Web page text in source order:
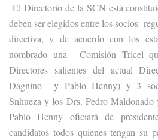
El Directorio de la SCN está
deben ser elegidos entre los socios
directiva, y de acuerdo con los
nombrado una Comisión Tricel
Directores salientes del actual
Dagnino y Pablo Henny) y 3
Snhueza y los Drs. Pedro
Pablo Henny oficiará de
candidatos todos quienes tengan su